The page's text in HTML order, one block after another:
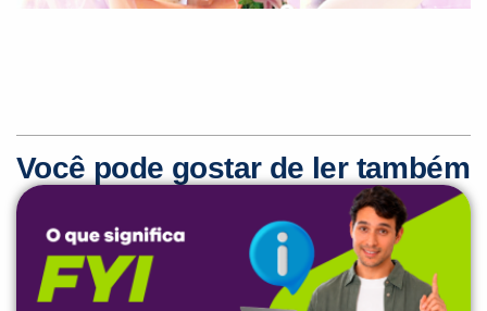
Você pode gostar de ler também